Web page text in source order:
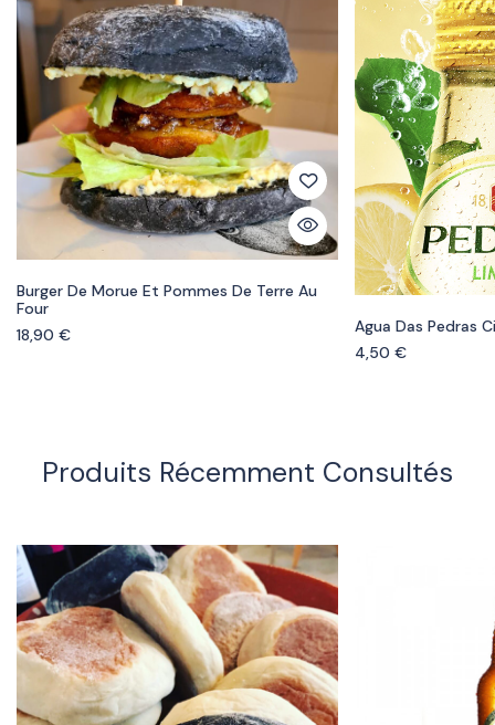
Burger De Morue Et Pommes De Terre Au
Four
18,90 €
Agua Das Pedras
4,50 €
Produits Récemment Consultés